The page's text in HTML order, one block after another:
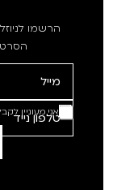
הרשמו
אני מעוניין